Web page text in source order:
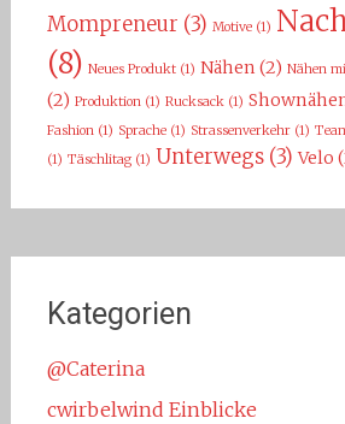
Mompreneur (3) Motive(1)
(8) Neues Produkt(1) Nähen (2) Nähen
(2) Produktion(1) Rucksack(1)
Fashion(1) Sprache(1) Strassenverkehr(1)
(1) Täschlitag(1) Unterwegs(3) Velo
Kategorien
@Caterina
cwirbelwind Einblicke